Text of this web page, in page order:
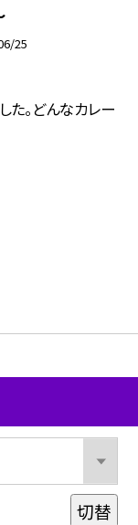
25
た。どんなカレー
切替